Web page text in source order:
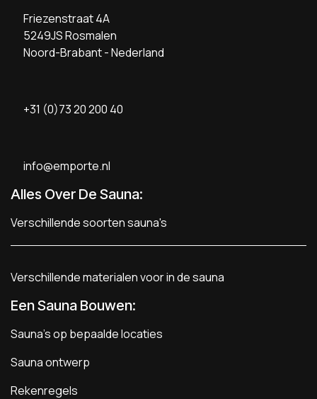
Friezenstraat 4A
5249JS Rosmalen
Noord-Brabant - Nederland
+31 (0)73 20 200 40
info@emporte.nl
Alles Over De Sauna:
Verschillende soorten sauna's
Verschillende materialen voor in de sauna
Een Sauna Bouwen:
Sauna's op bepaalde locaties
Sauna ontwerp
Rekenregels